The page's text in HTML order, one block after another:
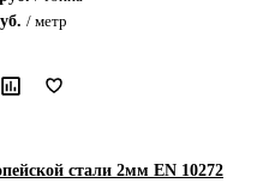
/ метр
стали 2мм EN 10272